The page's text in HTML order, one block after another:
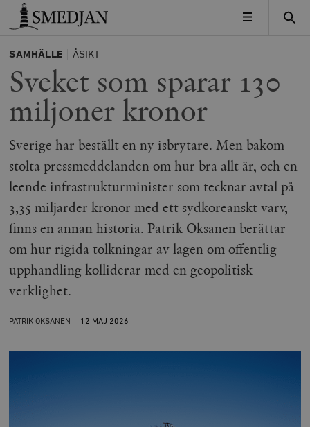
Timbro
MENY
SAMHÄLLE ÅSIKT
Sveket som sparar 130
miljoner kronor
Sverige har beställt en ny isbrytare. Men bakom
stolta pressmeddelanden om hur bra allt är, och en
leende infrastrukturminister som tecknar avtal på
3,35 miljarder kronor med ett sydkoreanskt varv,
finns en annan historia. Patrik Oksanen berättar
om hur rigida tolkningar av lagen om offentlig
upphandling kolliderar med en geopolitisk
verklighet.
PATRIK OKSANEN 12 MAJ 2026